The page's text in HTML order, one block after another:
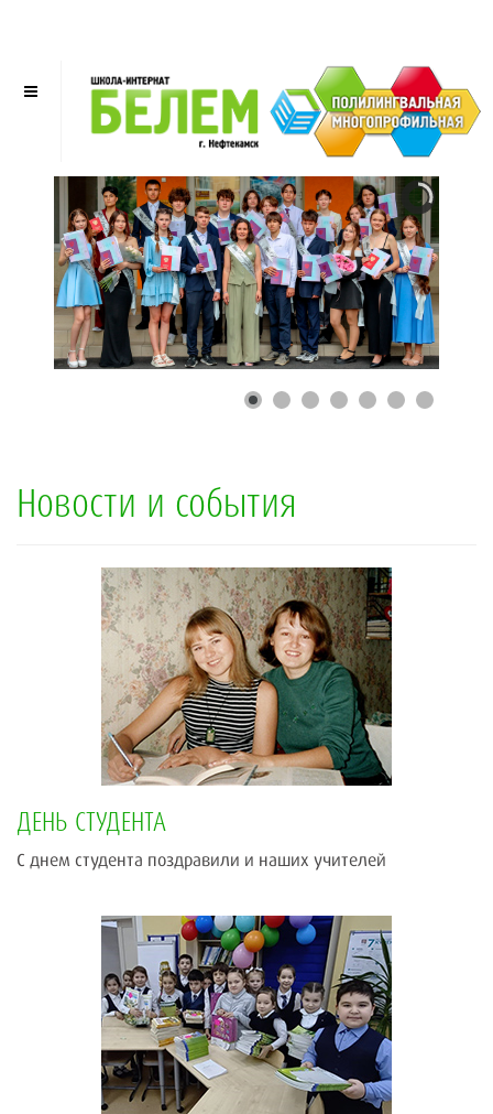
Новости и события
ДЕНЬ СТУДЕНТА
С днем студента поздравили и наших учителей